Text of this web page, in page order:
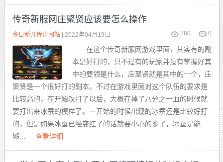
传奇新服网庄聚贤应该要怎么操作
280 0
今日新开传奇网站 | 2022年04月19日
在这个传奇新服网游戏里面，其实有的副
本是好打的，只不过有的玩家并没有掌握好其
中的要领是什么，庄聚贤就是其中的一个，庄
聚贤是一个很好打的副本，不过在游戏里面对这个队伍的要求是
比较高的，在开始攻打了以后，大概在掉了八分之一血的时候就
要打出来冰蚕的模样了。一开始的时候出现的冰蚕还是比较好打
的，但是如果冰蚕已经变红了的话就要小心的多了，冰蚕是能
够...
查看详细